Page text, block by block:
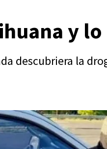
y
descubriera la